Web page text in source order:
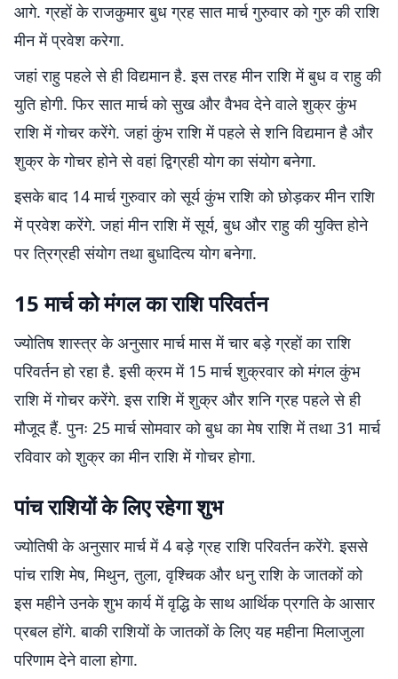
आगे. ग्रहों के राजकुमार बुध ग्रह सात मार्च गुरुवार को गुरु की राशि
मीन में प्रवेश करेगा.
जहां राहु पहले से ही विद्यमान है. इस तरह मीन राशि में बुध व राहु की
युति होगी. फिर सात मार्च को सुख और वैभव देने वाले शुक्र कुंभ
राशि में गोचर करेंगे. जहां कुंभ राशि में पहले से शनि विद्यमान है और
शुक्र के गोचर होने से वहां द्विग्रही योग का संयोग बनेगा.
इसके बाद 14 मार्च गुरुवार को सूर्य कुंभ राशि को छोड़कर मीन राशि
में प्रवेश करेंगे. जहां मीन राशि में सूर्य, बुध और राहु की युक्ति होने
पर त्रिग्रही संयोग तथा बुधादित्य योग बनेगा.
15 मार्च को मंगल का राशि परिवर्तन
ज्योतिष शास्त्र के अनुसार मार्च मास में चार बड़े ग्रहों का राशि
परिवर्तन हो रहा है. इसी क्रम में 15 मार्च शुक्रवार को मंगल कुंभ
राशि में गोचर करेंगे. इस राशि में शुक्र और शनि ग्रह पहले से ही
मौजूद हैं. पुनः 25 मार्च सोमवार को बुध का मेष राशि में तथा 31 मार्च
रविवार को शुक्र का मीन राशि में गोचर होगा.
पांच राशियों के लिए रहेगा शुभ
ज्योतिषी के अनुसार मार्च में 4 बड़े ग्रह राशि परिवर्तन करेंगे. इससे
पांच राशि मेष, मिथुन, तुला, वृश्चिक और धनु राशि के जातकों को
इस महीने उनके शुभ कार्य में वृद्धि के साथ आर्थिक प्रगति के आसार
प्रबल होंगे. बाकी राशियों के जातकों के लिए यह महीना मिलाजुला
परिणाम देने वाला होगा.